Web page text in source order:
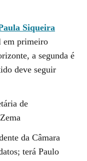
Siqueira
em primeiro
a segunda é
deve seguir
de
da Câmara
terá Paulo